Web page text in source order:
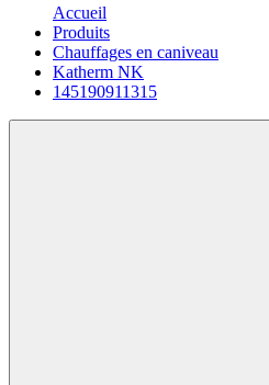
Accueil
Produits
Chauffages en caniveau
Katherm NK
145190911315